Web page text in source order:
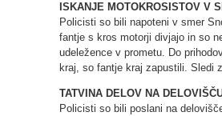
ISKANJE MOTOKROSISTOV V
Policisti so bili napoteni v smer
fantje s kros motorji divjajo in so
udeležence v prometu. Do
kraj, so fantje kraj zapustili. Sledi
TATVINA DELOV NA
Policisti so bili poslani na